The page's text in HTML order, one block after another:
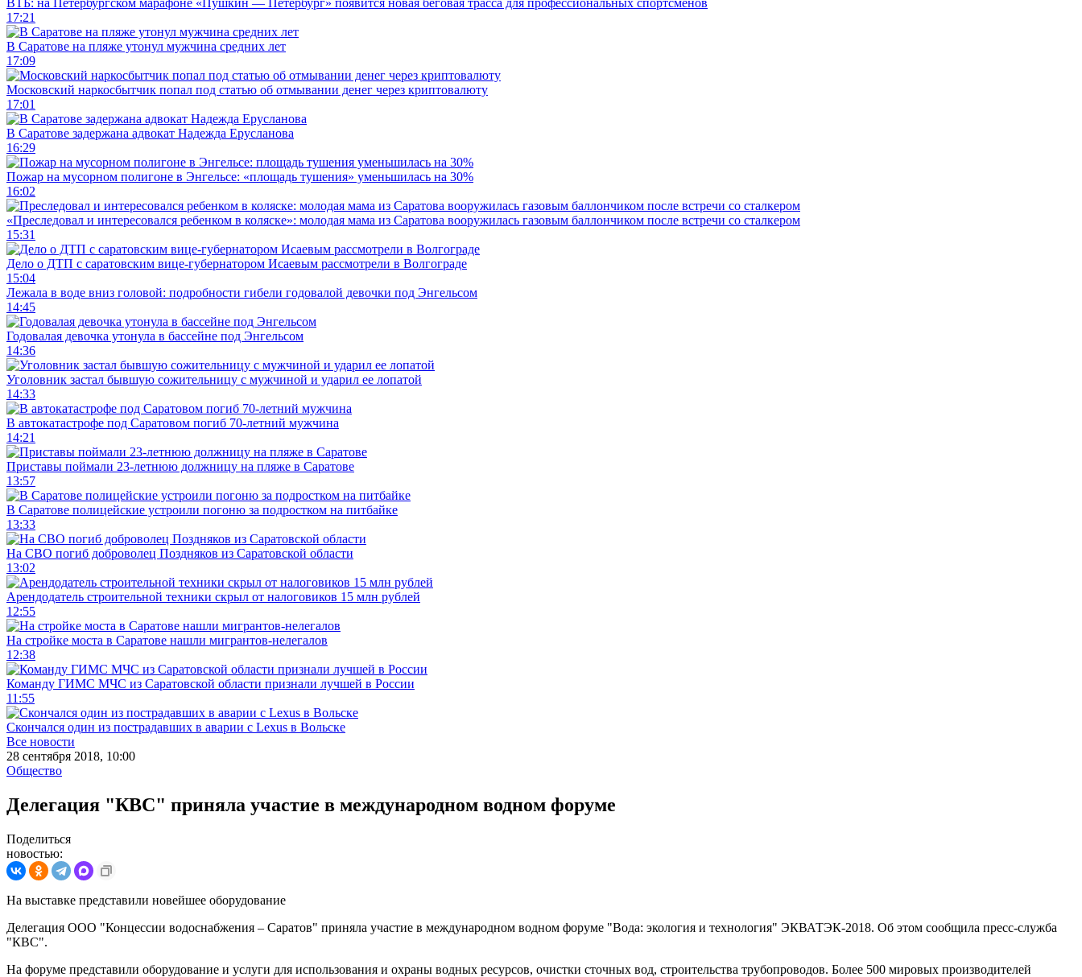
ВТБ: на Петербургском марафоне «Пушкин — Петербург» появится новая беговая трасса для профессиональных спортсменов
17:21
В Саратове на пляже утонул мужчина средних лет
17:09
Московский наркосбытчик попал под статью об отмывании денег через криптовалюту
17:01
В Саратове задержана адвокат Надежда Ерусланова
16:29
Пожар на мусорном полигоне в Энгельсе: «площадь тушения» уменьшилась на 30%
16:02
«Преследовал и интересовался ребенком в коляске»: молодая мама из Саратова вооружилась газовым баллончиком после встречи со сталкером
15:31
Дело о ДТП с саратовским вице-губернатором Исаевым рассмотрели в Волгограде
15:04
Лежала в воде вниз головой: подробности гибели годовалой девочки под Энгельсом
14:45
Годовалая девочка утонула в бассейне под Энгельсом
14:36
Уголовник застал бывшую сожительницу с мужчиной и ударил ее лопатой
14:33
В автокатастрофе под Саратовом погиб 70-летний мужчина
14:21
Приставы поймали 23-летнюю должницу на пляже в Саратове
13:57
В Саратове полицейские устроили погоню за подростком на питбайке
13:33
На СВО погиб доброволец Поздняков из Саратовской области
13:02
Арендодатель строительной техники скрыл от налоговиков 15 млн рублей
12:55
На стройке моста в Саратове нашли мигрантов-нелегалов
12:38
Команду ГИМС МЧС из Саратовской области признали лучшей в России
11:55
Скончался один из пострадавших в аварии c Lexus в Вольске
Все новости
28 сентября 2018, 10:00
Общество
Делегация "КВС" приняла участие в международном водном форуме
Поделиться
новостью:
На выставке представили новейшее оборудование
Делегация ООО "Концессии водоснабжения – Саратов" приняла участие в международном водном форуме "Вода: экология и технология" ЭКВАТЭК-2018. Об этом сообщила пресс-служба
"КВС".
На форуме представили оборудование и услуги для использования и охраны водных ресурсов, очистки сточных вод, строительства трубопроводов. Более 500 мировых производителей